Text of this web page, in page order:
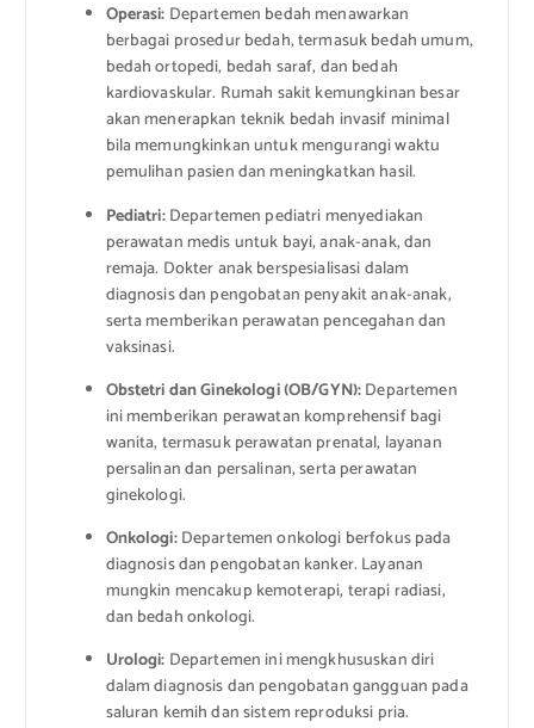
Operasi: Departemen bedah menawarkan
berbagai prosedur bedah, termasuk bedah umum,
bedah ortopedi, bedah saraf, dan bedah
kardiovaskular. Rumah sakit kemungkinan besar
akan menerapkan teknik bedah invasif minimal
bila memungkinkan untuk mengurangi waktu
pemulihan pasien dan meningkatkan hasil.
Pediatri:Departemen pediatri menyediakan
perawatan medis untuk bayi, anak-anak, dan
remaja. Dokter anak berspesialisasi dalam
diagnosis dan pengobatan penyakit anak-anak,
serta memberikan perawatan pencegahan dan
vaksinasi.
Obstetri dan Ginekologi (OB/GYN):Departemen
ini memberikan perawatan komprehensif bagi
wanita, termasuk perawatan prenatal, layanan
persalinan dan persalinan, serta perawatan
ginekologi.
Onkologi:Departemen onkologi berfokus pada
diagnosis dan pengobatan kanker. Layanan
mungkin mencakup kemoterapi, terapi radiasi,
dan bedah onkologi.
Urologi: Departemen ini mengkhususkan diri
dalam diagnosis dan pengobatan gangguan pada
saluran kemih dan sistem reproduksi pria.